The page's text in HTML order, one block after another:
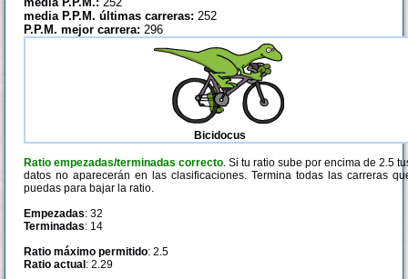
media P.P.M. últimas carreras: 252
P.P.M. mejor carrera: 296
Bicidocus
Ratio empezadas/terminadas correcto. Si tu ratio sube por encima de 2.5
datos no aparecerán en las clasificaciones. Termina todas las carreras
puedas para bajar la ratio.
Empezadas: 32
Terminadas: 14
Ratio máximo permitido: 2.5
Ratio actual : 2.29